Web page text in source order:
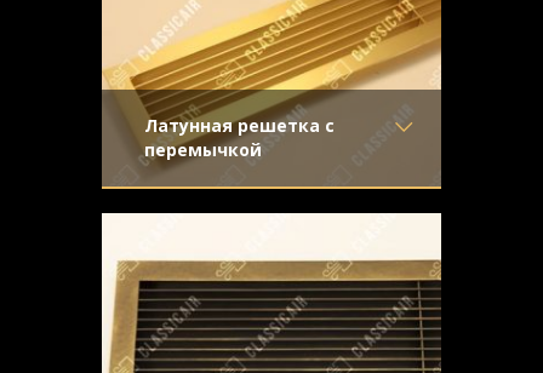
Латунная решетка с
перемычкой
Материал- Латунь
Отделка- Шлифованная
Узор-
Конструкция- Жалюзи
подоконниками